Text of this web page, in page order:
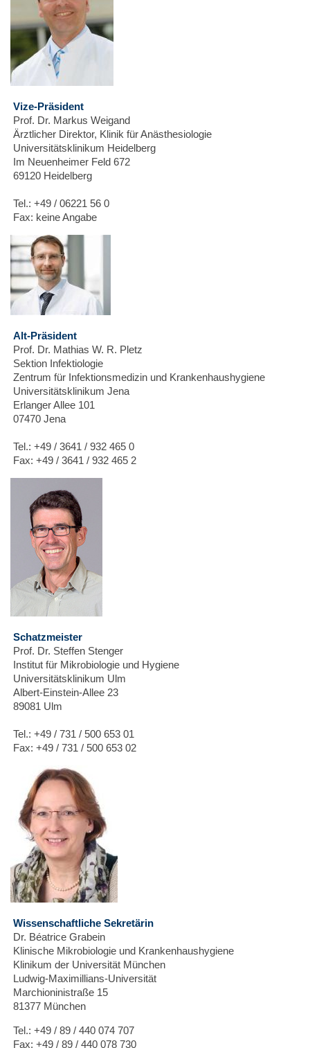
Vize-Präsident
Prof. Dr. Markus Weigand
Ärztlicher Direktor, Klinik für Anästhesiologie
Universitätsklinikum Heidelberg
Im Neuenheimer Feld 672
69120 Heidelberg
Tel.: +49 / 06221 56 0
Fax: keine Angabe
Alt-Präsident
Prof. Dr. Mathias W. R. Pletz
Sektion Infektiologie
Zentrum für Infektionsmedizin und Krankenhaushygiene
Universitätsklinikum Jena
Erlanger Allee 101
07470 Jena
Tel.: +49 / 3641 / 932 465 0
Fax: +49 / 3641 / 932 465 2
Schatzmeister
Prof. Dr. Steffen Stenger
Institut für Mikrobiologie und Hygiene
Universitätsklinikum Ulm
Albert-Einstein-Allee 23
89081 Ulm
Tel.: +49 / 731 / 500 653 01
Fax: +49 / 731 / 500 653 02
Wissenschaftliche Sekretärin
Dr. Béatrice Grabein
Klinische Mikrobiologie und Krankenhaushygiene
Klinikum der Universität München
Ludwig-Maximillians-Universität
Marchioninistraße 15
81377 München
Tel.: +49 / 89 / 440 074 707
Fax: +49 / 89 / 440 078 730